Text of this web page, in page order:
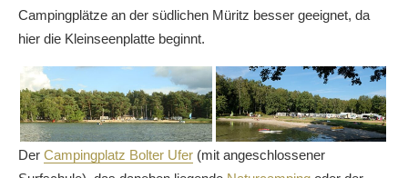
Campingplätze an der südlichen Müritz besser geeignet, da
hier die Kleinseenplatte beginnt.
Der Campingplatz Bolter Ufer (mit angeschlossener